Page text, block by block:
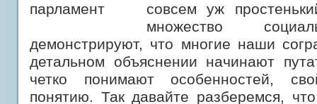
совсем уж
множество
демонстрируют, что многие наши
детальном объяснении начинают
четко понимают особенностей,
понятию. Так давайте разберемся,